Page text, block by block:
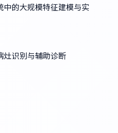
中的大规模特征建模与实
灶识别与辅助诊断